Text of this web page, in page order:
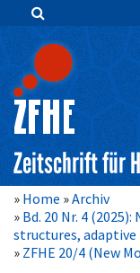
Zum
springen
Hauptnavigation
Inhalt
Sidebar
Zeitschrift für
Home
Archiv
Bd. 20 Nr. 4
structures,
ZFHE 20/4 (New